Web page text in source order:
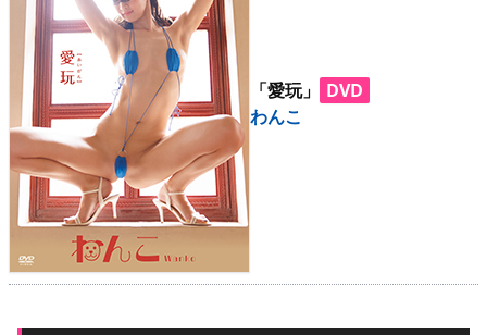
「愛玩」
DVD
わんこ